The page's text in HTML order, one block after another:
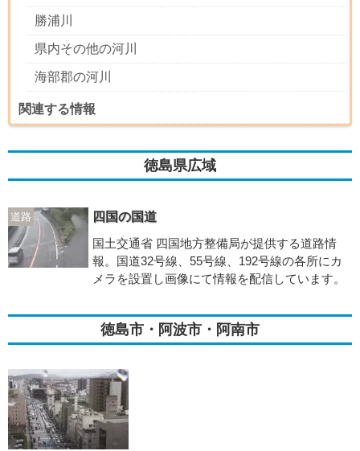
勝浦川
県内その他の河川
海部郡の河川
関連する情報
徳島県広域
道路
四国の国道
国土交通省 四国地方整備局が提供する道路情
報。国道32号線、55号線、192号線の各所にカ
メラを設置し画像にて情報を配信しています。
徳島市・阿波市・阿南市